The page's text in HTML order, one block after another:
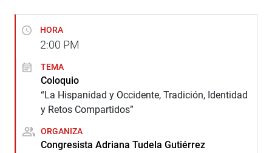
HORA
2:00 PM
TEMA
Coloquio
“La Hispanidad y Occidente, Tradición, Identidad
y Retos Compartidos”
ORGANIZA
Congresista Adriana Tudela Gutiérrez